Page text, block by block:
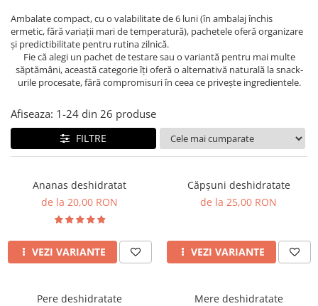
Ambalate compact, cu o valabilitate de 6 luni (în ambalaj închis
ermetic, fără variații mari de temperatură), pachetele oferă organizare
și predictibilitate pentru rutina zilnică.
Fie că alegi un pachet de testare sau o variantă pentru mai multe
săptămâni, această categorie îți oferă o alternativă naturală la snack-
urile procesate, fără compromisuri în ceea ce privește ingredientele.
Afiseaza: 1-24 din 26 produse
FILTRE
Ananas deshidratat
de la 20,00 RON
VEZI VARIANTE
Căpșuni deshidratate
de la 25,00 RON
VEZI VARIANTE
Pere deshidratate
Mere deshidratate